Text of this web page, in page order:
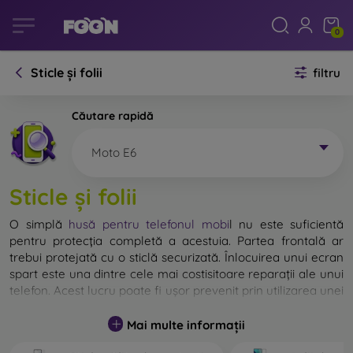
0
Sticle și folii filtru
Căutare rapidă
Moto E6
Sticle și folii
O simplă husă pentru telefonul mobil nu este suficientă
pentru protecția completă a acestuia. Partea frontală ar
trebui protejată cu o sticlă securizată. Înlocuirea unui ecran
spart este una dintre cele mai costisitoare reparații ale unui
telefon. Acest lucru poate fi ușor prevenit prin utilizarea unei
Deși nu există sticlă indestructibilă pentru telefon, în
Mai multe informații